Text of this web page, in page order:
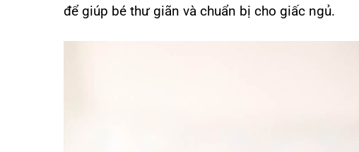
để giúp bé thư giãn và chuẩn bị cho giấc ngủ.